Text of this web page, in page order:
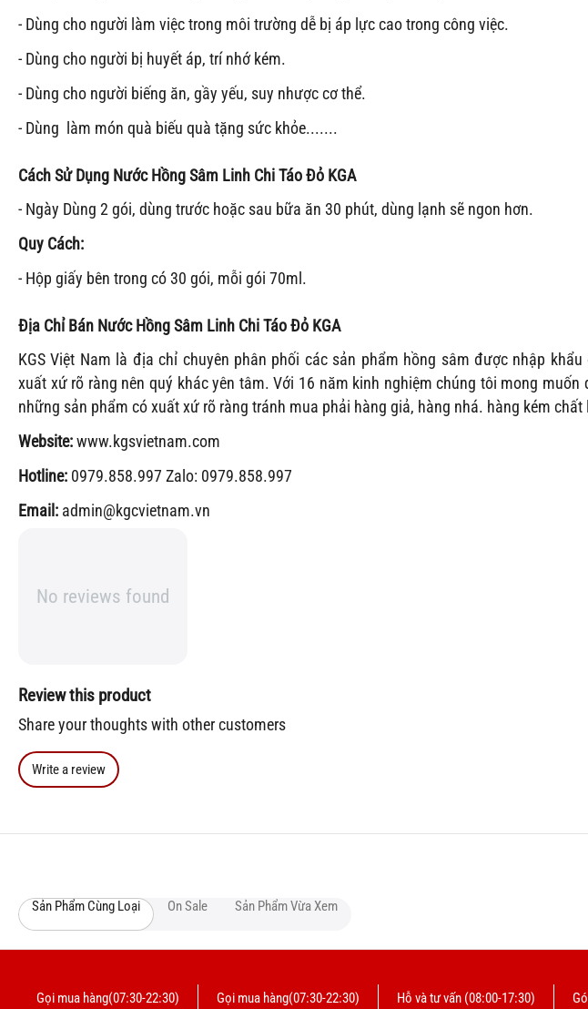
- Dùng cho người làm việc trong môi trường dễ bị áp lực cao trong công việc.
- Dùng cho người bị huyết áp, trí nhớ kém.
- Dùng cho người biếng ăn, gầy yếu, suy nhược cơ thể.
- Dùng làm món quà biếu quà tặng sức khỏe.......
Cách Sử Dụng Nước Hồng Sâm Linh Chi Táo Đỏ KGA
- Ngày Dùng 2 gói, dùng trước hoặc sau bữa ăn 30 phút, dùng lạnh sẽ ngon hơn.
Quy Cách:
- Hộp giấy bên trong có 30 gói, mỗi gói 70ml.
Địa Chỉ Bán Nước Hồng Sâm Linh Chi Táo Đỏ KGA
KGS Việt Nam là địa chỉ chuyên phân phối các sản phẩm hồng sâm được nhập
xuất xứ rõ ràng nên quý khác yên tâm. Với 16 năm kinh nghiệm chúng tôi mong
những sản phẩm có xuất xứ rõ ràng tránh mua phải hàng giả, hàng nhá. hàng kém chất
Website:www.kgsvietnam.com
Hotline: 0979.858.997 Zalo: 0979.858.997
Email: admin@kgcvietnam.vn
No reviews found
Review this product
Share your thoughts with other customers
Write a review
Sản Phẩm Cùng Loại On Sale Sản Phẩm Vừa Xem
Gọi mua hàng(07:30-22:30) Gọi mua hàng(07:30-22:30) Hỗ và tư vấn (08:00-17:30)